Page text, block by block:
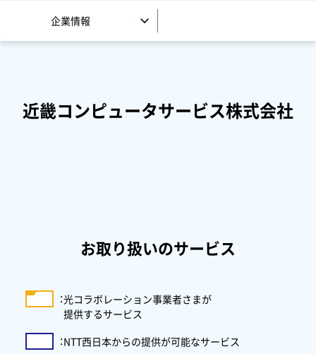
企業情報
近畿コンピュータサービス株式会社
お取り扱いのサービス
：光コラボレーション事業者さまが
提供するサービス
：NTT西日本からの提供が可能なサービス